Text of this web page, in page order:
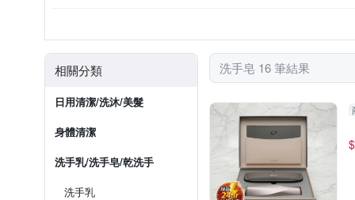
相關分類
日用清潔/洗沐/美髮
身體清潔
洗手乳/洗手皂/乾洗手
洗手乳
洗手皂 16 筆結果
$